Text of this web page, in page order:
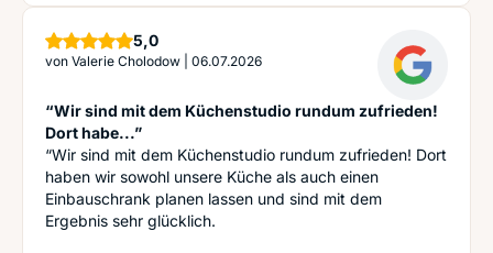
5,0Sterne
von Valerie Cholodow 06.07.2026
“Wir sind mit dem Küchenstudio rundum zufrieden!
Dort habe...”
“Wir sind mit dem Küchenstudio rundum zufrieden! Dort
haben wir sowohl unsere Küche als auch einen
Einbauschrank planen lassen und sind mit dem
Ergebnis sehr glücklich.